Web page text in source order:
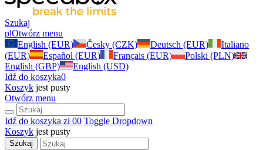
Szukaj
plOtwórz menu
English (EUR)
Česky (CZK) Deutsch (EUR)
Italiano
(EUR)
Español (EUR) Français (EUR)
Polski (PLN)
English (GBP)
English (USD)
Idź do koszyka0
Koszyk jest pusty
Otwórz menu
Idź do koszyka zł 00 Toggle Dropdown
Koszyk jest pusty
Szukaj